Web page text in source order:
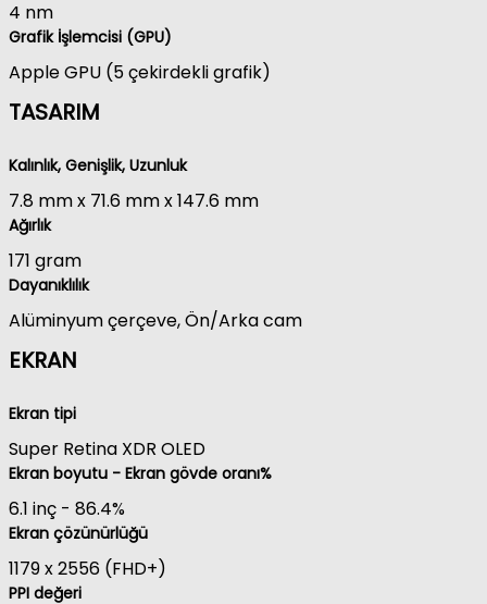
4 nm
Grafik İşlemcisi (GPU)
Apple GPU (5 çekirdekli grafik)
TASARIM
Kalınlık, Genişlik, Uzunluk
7.8 mmx 71.6 mmx147.6 mm
Ağırlık
171 gram
Dayanıklılık
Alüminyum çerçeve, Ön/Arka cam
EKRAN
Ekran tipi
Super Retina XDR OLED
Ekran boyutu - Ekran gövde oranı%
6.1 inç - 86.4%
Ekran çözünürlüğü
1179 x 2556 (FHD+)
PPI değeri